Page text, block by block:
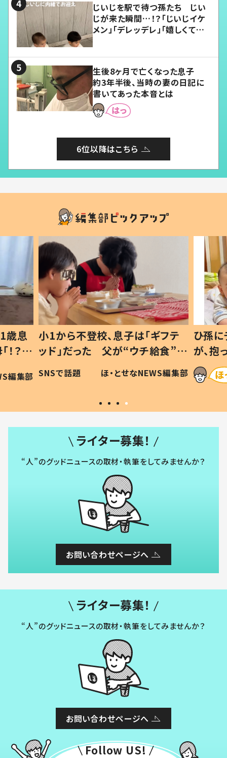
じいじを駅で待つ孫たち じい
じが来た瞬間…！？「じいじイケ
メン」「デレッデレ」「嬉しくて可
生後8ヶ月で亡くなった息子
約3年半後、当時の妻の日記に
書いてあった本音とは
6位以降はこちら
歳息
？」
編集部
小1から不登校、息子は「ギフテ
ッド」だった 父が“ウチ給食”を
作り続ける理由とは #令和の親
#令和の子
SNSで話題 ほ・とせなNEWS編集部
ひ孫
が、
「涙が
い」
ライター募集！
“人”のグッドニュースの取材・執筆をしてみませんか？
お問い合わせページへ
ライター募集！
“人”のグッドニュースの取材・執筆をしてみませんか？
お問い合わせページへ
Follow US!